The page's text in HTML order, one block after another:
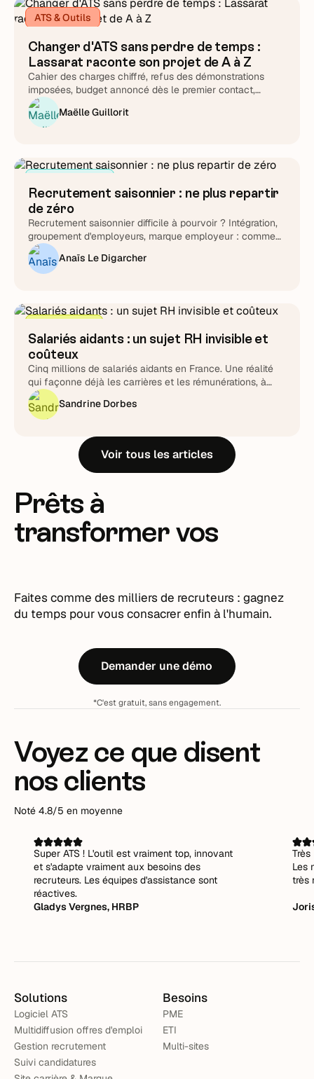
ATS & Outils
Changer d'ATS sans perdre de temps :
Lassarat raconte son projet de A à Z
Cahier des charges chiffré, refus des démonstrations
imposées, budget annoncé dès le premier contact,
support testé chronomètre en main : Lucie Treussart
détaille chaque arbitrage. Une méthode reproductible,
quel que soit l'éditeur que vous choisirez au final.
Maëlle Guillorit
Recrutement saisonnier : ne plus repartir
de zéro
Recrutement saisonnier difficile à pourvoir ? Intégration,
groupement d'employeurs, marque employeur : comment
transformer le cycle en fidélisation durable.
Anaïs Le Digarcher
Salariés aidants : un sujet RH invisible et
coûteux
Cinq millions de salariés aidants en France. Une réalité
qui façonne déjà les carrières et les rémunérations, à
piloter plutôt qu'à subir.
Sandrine Dorbes
Voir tous les articles
Prêts à
transformer vos
Faites comme des milliers de recruteurs : gagnez
du temps pour vous consacrer enfin à l'humain.
Demander une démo
*C'est gratuit, sans engagement.
Voyez ce que disent
nos clients
Noté 4.8/5 en moyenne
Super ATS ! L'outil est vraiment top, innovant
et s'adapte vraiment aux besoins des
recruteurs. Les équipes d'assistance sont
réactives.
Gladys Vergnes, HRBP
Les
très
Solutions
Logiciel ATS
Multidiffusion offres d'emploi
Gestion recrutement
Suivi candidatures
Besoins
PME
ETI
Multi-sites